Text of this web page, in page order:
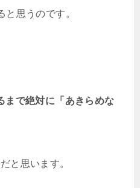
と思うのです。
まで絶対に「あきらめな
と思います。